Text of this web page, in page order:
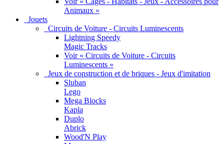
Animaux »
Jouets
Circuits de Voiture - Circuits Luminescents
Lightning Speedy
Magic Tracks
Voir « Circuits de Voiture - Circuits
Luminescents »
Jeux de construction et de briques - Jeux d'imitation
Sluban
Lego
Mega Blocks
Kapla
Duplo
Abrick
Wood'N Play